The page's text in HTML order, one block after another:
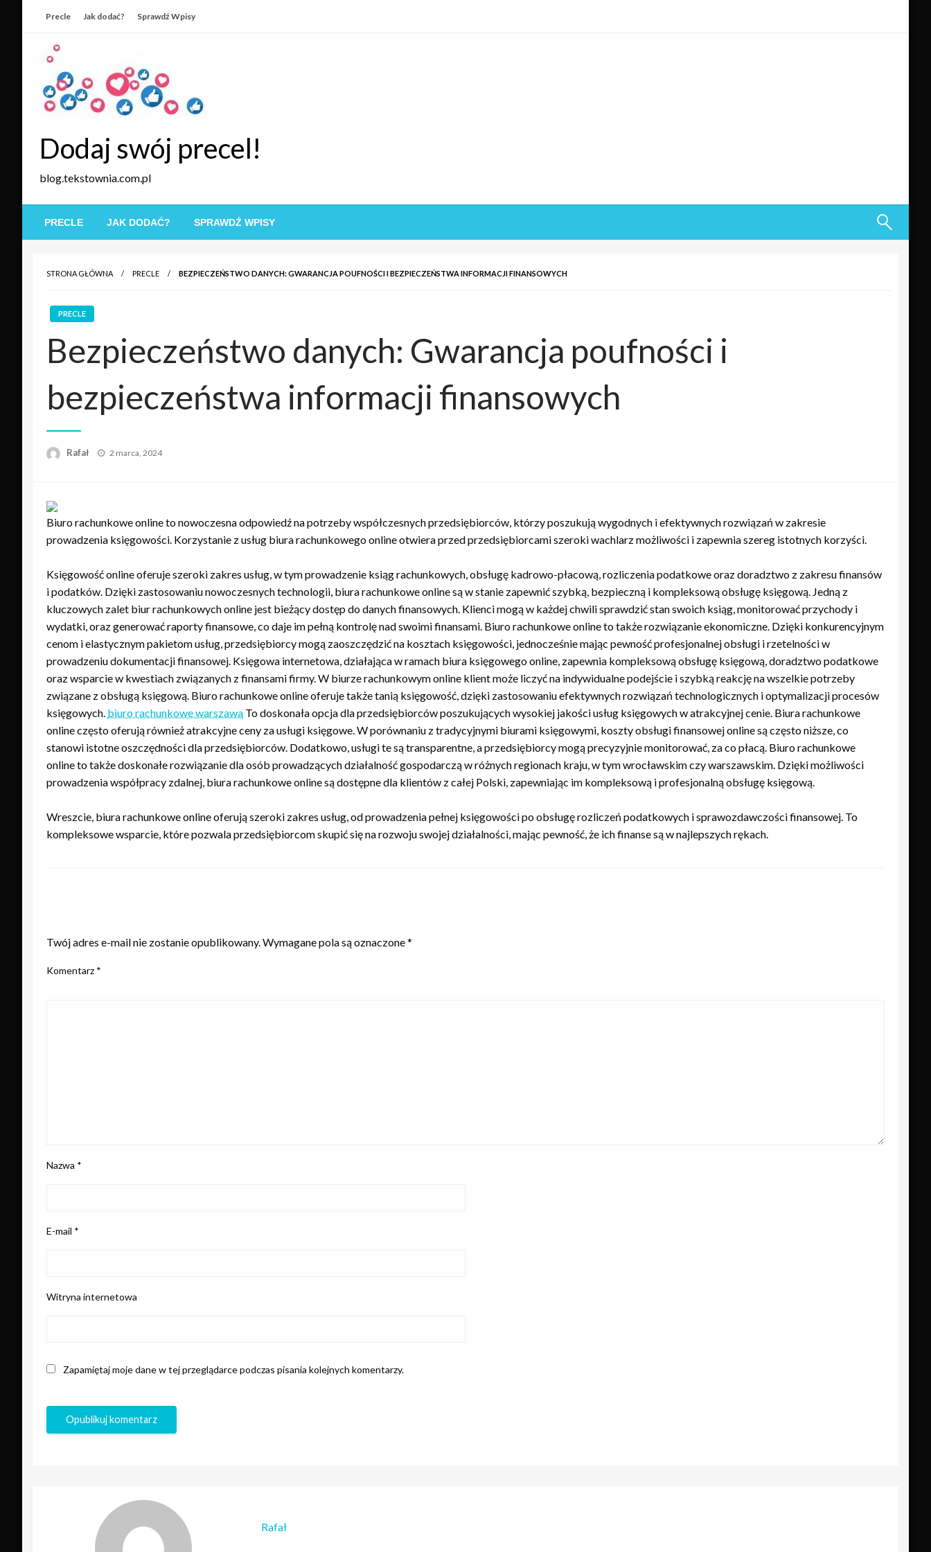
Precle Jak dodać? Sprawdź Wpisy
Dodaj swój precel!
blog.tekstownia.com.pl
PRECLE JAK DODAĆ? SPRAWDŹ WPISY
STRONA GŁÓWNA PRECLE BEZPIECZEŃSTWO DANYCH: GWARANCJA POUFNOŚCI I BEZPIECZEŃSTWA INFORMACJI FINANSOWYCH
PRECLE
Bezpieczeństwo danych: Gwarancja poufności i
bezpieczeństwa informacji finansowych
Rafał
Opublikowane
2 marca, 2024
Biuro rachunkowe online to nowoczesna odpowiedź na potrzeby współczesnych przedsiębiorców, którzy poszukują wygodnych i efektywnych rozwiązań w zakresie
prowadzenia księgowości. Korzystanie z usług biura rachunkowego online otwiera przed przedsiębiorcami szeroki wachlarz możliwości i zapewnia szereg istotnych korzyści.
Księgowość online oferuje szeroki zakres usług, w tym prowadzenie ksiąg rachunkowych, obsługę kadrowo-płacową, rozliczenia podatkowe oraz doradztwo z zakresu finansów
i podatków. Dzięki zastosowaniu nowoczesnych technologii, biura rachunkowe online są w stanie zapewnić szybką, bezpieczną i kompleksową obsługę księgową. Jedną z
kluczowych zalet biur rachunkowych online jest bieżący dostęp do danych finansowych. Klienci mogą w każdej chwili sprawdzić stan swoich ksiąg, monitorować przychody i
wydatki, oraz generować raporty finansowe, co daje im pełną kontrolę nad swoimi finansami. Biuro rachunkowe online to także rozwiązanie ekonomiczne. Dzięki konkurencyjnym
cenom i elastycznym pakietom usług, przedsiębiorcy mogą zaoszczędzić na kosztach księgowości, jednocześnie mając pewność profesjonalnej obsługi i rzetelności w
prowadzeniu dokumentacji finansowej. Księgowa internetowa, działająca w ramach biura księgowego online, zapewnia kompleksową obsługę księgową, doradztwo podatkowe
oraz wsparcie w kwestiach związanych z finansami firmy. W biurze rachunkowym online klient może liczyć na indywidualne podejście i szybką reakcję na wszelkie potrzeby
związane z obsługą księgową. Biuro rachunkowe online oferuje także tanią księgowość, dzięki zastosowaniu efektywnych rozwiązań technologicznych i optymalizacji procesów
księgowych. biuro rachunkowe warszawa To doskonała opcja dla przedsiębiorców poszukujących wysokiej jakości usług księgowych w atrakcyjnej cenie. Biura rachunkowe
online często oferują również atrakcyjne ceny za usługi księgowe. W porównaniu z tradycyjnymi biurami księgowymi, koszty obsługi finansowej online są często niższe, co
stanowi istotne oszczędności dla przedsiębiorców. Dodatkowo, usługi te są transparentne, a przedsiębiorcy mogą precyzyjnie monitorować, za co płacą. Biuro rachunkowe
online to także doskonałe rozwiązanie dla osób prowadzących działalność gospodarczą w różnych regionach kraju, w tym wrocławskim czy warszawskim. Dzięki możliwości
prowadzenia współpracy zdalnej, biura rachunkowe online są dostępne dla klientów z całej Polski, zapewniając im kompleksową i profesjonalną obsługę księgową.
Wreszcie, biura rachunkowe online oferują szeroki zakres usług, od prowadzenia pełnej księgowości po obsługę rozliczeń podatkowych i sprawozdawczości finansowej. To
kompleksowe wsparcie, które pozwala przedsiębiorcom skupić się na rozwoju swojej działalności, mając pewność, że ich finanse są w najlepszych rękach.
Twój adres e-mail nie zostanie opublikowany.Wymagane pola są oznaczone*
Komentarz *
Nazwa *
E-mail *
Witryna internetowa
Zapamiętaj moje dane w tej przeglądarce podczas pisania kolejnych komentarzy.
Rafał